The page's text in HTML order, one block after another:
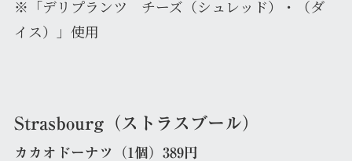
※「デリプランツ チーズ（シュレッド）・（ダ
イス）」使用
Strasbourg（ストラスブール）
カカオドーナツ（1個）389円